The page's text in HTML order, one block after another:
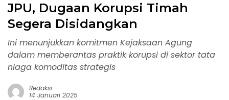
JPU, Dugaan Korupsi Timah
Segera Disidangkan
Ini menunjukkan komitmen Kejaksaan Agung
dalam memberantas praktik korupsi di sektor tata
niaga komoditas strategis
Redaksi
14 Januari 2025